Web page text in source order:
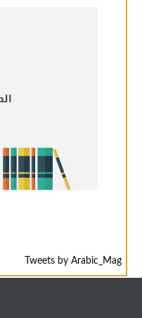
Tweets by Arabic_Mag